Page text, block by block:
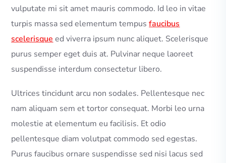
vulputate mi sit amet mauris commodo. Id leo in vitae
turpis massa sed elementum tempusfaucibus
scelerisque ed viverra ipsum nunc aliquet. Scelerisque
purus semper eget duis at. Pulvinar neque laoreet
suspendisse interdum consectetur libero.
Ultrices tincidunt arcu non sodales. Pellentesque nec
nam aliquam sem et tortor consequat. Morbi leo urna
molestie at elementum eu facilisis. Et odio
pellentesque diam volutpat commodo sed egestas.
Purus faucibus ornare suspendisse sed nisi lacus sed